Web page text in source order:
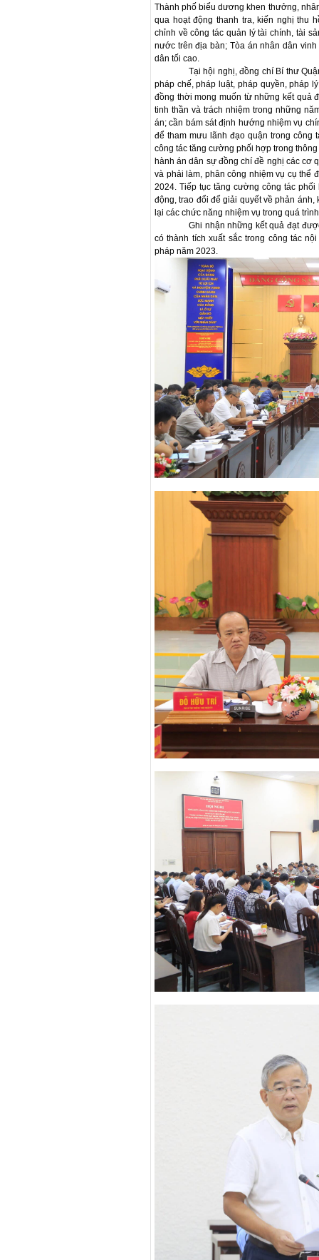
Thành phố biểu dương khen thưởng,
qua hoạt động thanh tra, kiến nghị thu
chỉnh về công tác quản lý tài chính, tài
nước trên địa bàn; Tòa án nhân dân
dân tối cao.
Tại hội nghị, đồng chí Bí thư
pháp chế, pháp luật, pháp quyền, pháp
đồng thời mong muốn từ những kết quả
tinh thần và trách nhiệm trong những
án; cần bám sát định hướng nhiệm vụ
để tham mưu lãnh đạo quận trong công
công tác tăng cường phối hợp trong
hành án dân sự đồng chí đề nghị các cơ
và phải làm, phân công nhiệm vụ cụ thể
2024. Tiếp tục tăng cường công tác
động, trao đổi để giải quyết về phản
lại các chức năng nhiệm vụ trong quá
Ghi nhận những kết quả đạt
có thành tích xuất sắc trong công tác
pháp năm 2023.